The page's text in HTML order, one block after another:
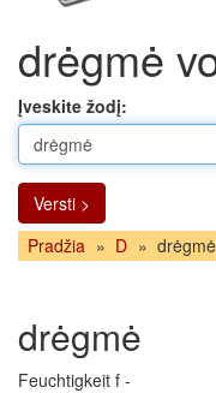
drėgmė
Įveskite žodį:
Versti >
Pradžia » D » drėgmė
drėgmė
Feuchtigkeit f -